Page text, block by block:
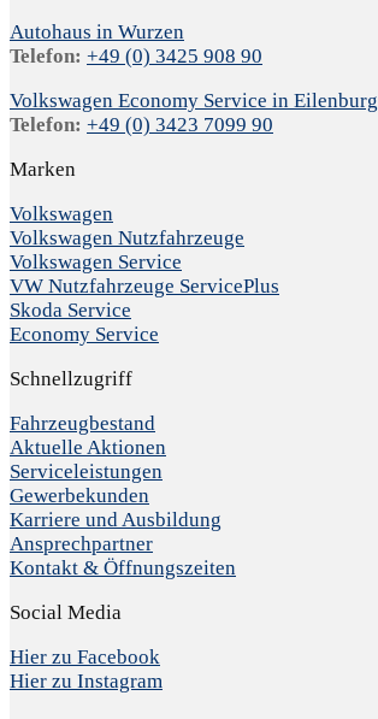
Autohaus in Wurzen
Telefon: +49 (0) 3425 908 90
Volkswagen Economy Service in Eilenburg
Telefon: +49 (0) 3423 7099 90
Marken
Volkswagen
Volkswagen Nutzfahrzeuge
Volkswagen Service
VW Nutzfahrzeuge ServicePlus
Skoda Service
Economy Service
Schnellzugriff
Fahrzeugbestand
Aktuelle Aktionen
Serviceleistungen
Gewerbekunden
Karriere und Ausbildung
Ansprechpartner
Kontakt & Öffnungszeiten
Social Media
Hier zu Facebook
Hier zu Instagram